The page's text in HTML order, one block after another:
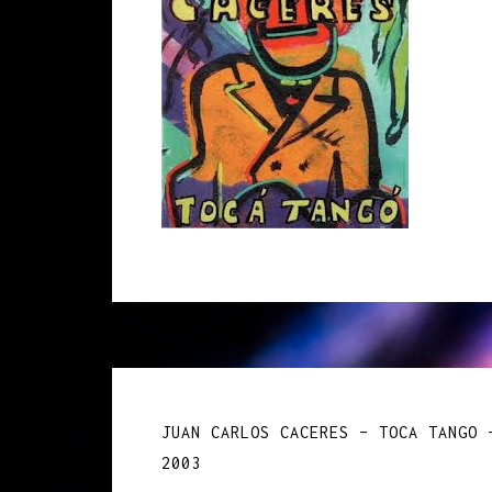
Navigation
de
JUAN CARLOS CACERES – TOCA TANGO
2003